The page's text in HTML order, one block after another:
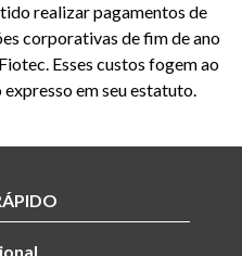
realizar pagamentos de
corporativas de fim de ano
Esses custos fogem ao
em seu estatuto.